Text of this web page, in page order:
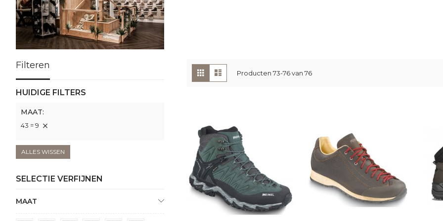
Tonen
als
Foto-
tabel
Producten 73-76van 76
Filteren
HUIDIGE FILTERS
MAAT
43 = 9
ALLES WISSEN
SELECTIE VERFIJNEN
MAAT